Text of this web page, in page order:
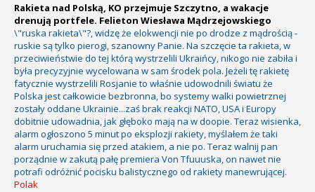
Rakieta nad Polską, KO przejmuje Szczytno, a wakacje
drenują portfele. Felieton Wiesława Mądrzejowskiego
\"ruska rakieta\"?, widzę że elokwencji nie po drodze z mądrością -
ruskie są tylko pierogi, szanowny Panie. Na szczęcie ta rakieta, w
przeciwieństwie do tej którą wystrzelili Ukraińcy, nikogo nie zabiła i
była precyzyjnie wycelowana w sam środek pola. Jeżeli tę rakietę
fatycznie wystrzelili Rosjanie to właśnie udowodnili światu że
Polska jest całkowicie bezbronna, bo systemy walki powietrznej
zostały oddane Ukrainie...zaś brak reakcji NATO, USA i Europy
dobitnie udowadnia, jak głęboko mają na w doopie. Teraz wisienka,
alarm ogłoszono 5 minut po eksplozji rakiety, myślałem że taki
alarm uruchamia się przed atakiem, a nie po. Teraz walnij pan
porządnie w zakutą pałę premiera Von Tfuuuska, on nawet nie
potrafi odróżnić pocisku balistycznego od rakiety manewrującej.
Polak